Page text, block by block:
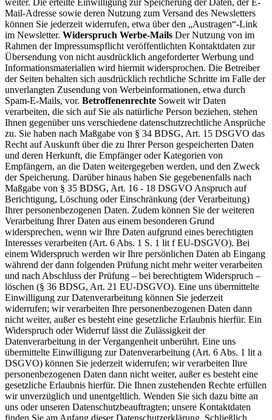
Mail-Adresse sowie deren Nutzung zum Versand des Newsletters
können Sie jederzeit widerrufen, etwa über den „Austragen“-Link
im Newsletter. Widerspruch Werbe-Mails Der Nutzung von im
Rahmen der Impressumspflicht veröffentlichten Kontaktdaten zur
Übersendung von nicht ausdrücklich angeforderter Werbung und
Informationsmaterialien wird hiermit widersprochen. Die Betreiber
der Seiten behalten sich ausdrücklich rechtliche Schritte im Falle der
unverlangten Zusendung von Werbeinformationen, etwa durch
Spam-E-Mails, vor. Betroffenenrechte Soweit wir Daten
verarbeiten, die sich auf Sie als natürliche Person beziehen, stehen
Ihnen gegenüber uns verschiedene datenschutzrechtliche Ansprüche
zu. Sie haben nach Maßgabe von § 34 BDSG, Art. 15 DSGVO das
Recht auf Auskunft über die zu Ihrer Person gespeicherten Daten
und deren Herkunft, die Empfänger oder Kategorien von
Empfängern, an die Daten weitergegeben werden, und den Zweck
der Speicherung. Darüber hinaus haben Sie gegebenenfalls nach
Maßgabe von § 35 BDSG, Art. 16 - 18 DSGVO Anspruch auf
Berichtigung, Löschung oder Einschränkung (der Verarbeitung)
Ihrer personenbezogenen Daten. Zudem können Sie der weiteren
Verarbeitung Ihrer Daten aus einem besonderen Grund
widersprechen, wenn wir Ihre Daten aufgrund eines berechtigten
Interesses verarbeiten (Art. 6 Abs. 1 S. 1 lit f EU-DSGVO). Bei
einem Widerspruch werden wir Ihre persönlichen Daten ab Eingang
während der dann folgenden Prüfung nicht mehr weiter verarbeiten
und nach Abschluss der Prüfung – bei berechtigtem Widerspruch –
löschen (§ 36 BDSG, Art. 21 EU-DSGVO). Eine uns übermittelte
Einwilligung zur Datenverarbeitung können Sie jederzeit
widerrufen; wir verarbeiten Ihre personenbezogenen Daten dann
nicht weiter, außer es besteht eine gesetzliche Erlaubnis hierfür. Ein
Widerspruch oder Widerruf lässt die Zulässigkeit der
Datenverarbeitung in der Vergangenheit unberührt. Eine uns
übermittelte Einwilligung zur Datenverarbeitung (Art. 6 Abs. 1 lit a
DSGVO) können Sie jederzeit widerrufen; wir verarbeiten Ihre
personenbezogenen Daten dann nicht weiter, außer es besteht eine
gesetzliche Erlaubnis hierfür. Die Ihnen zustehenden Rechte erfüllen
wir unverzüglich und unentgeltlich. Wenden Sie sich dazu bitte an
uns oder unseren Datenschutzbeauftragten; unsere Kontaktdaten
finden Sie am Anfang dieser Datenschutzerklärung. Schließlich